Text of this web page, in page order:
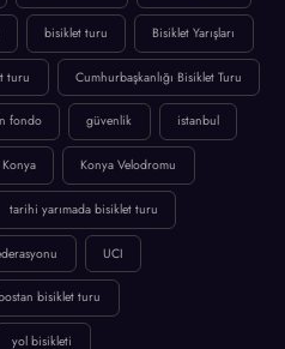
bisiklet turu Bisiklet Yarışları
turu Cumhurbaşkanlığı Bisiklet Turu
fondo güvenlik istanbul
Konya Konya Velodromu
tarihi yarımada bisiklet turu
UCI
bisiklet turu
yol bisikleti